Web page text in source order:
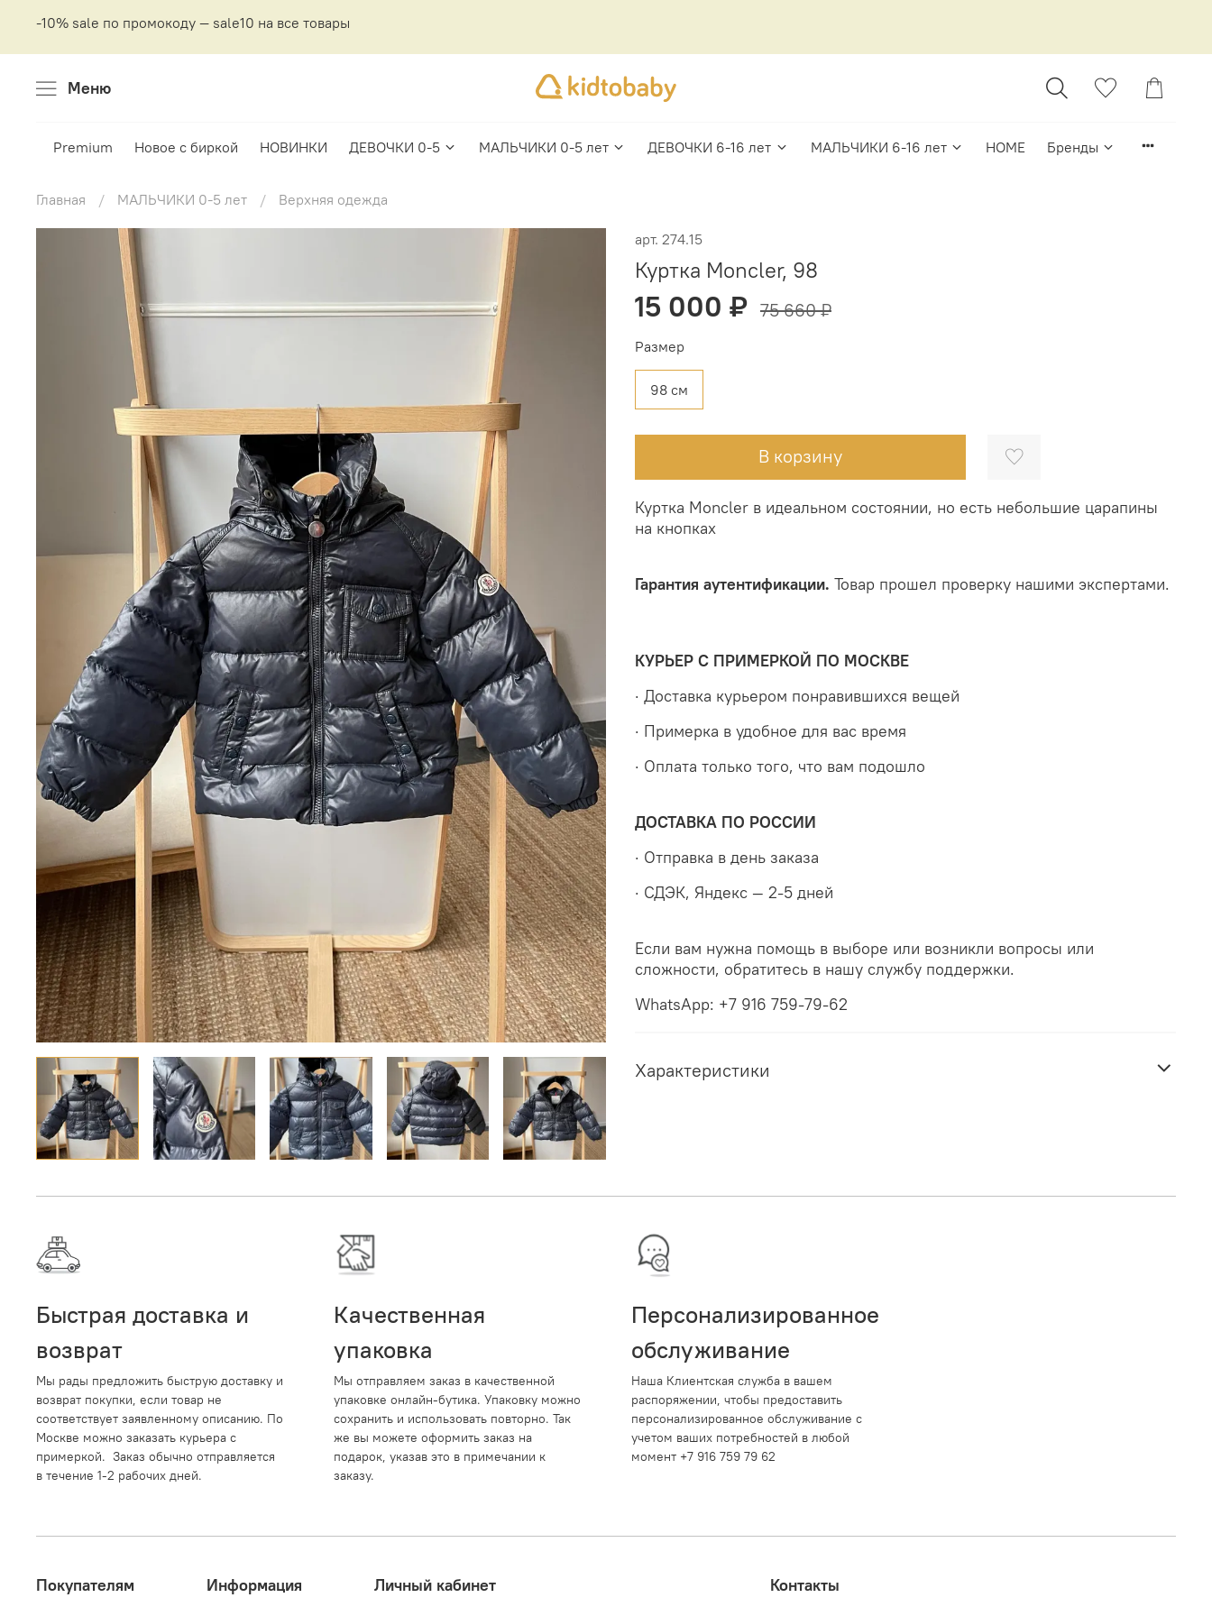
-10% sale по промокоду — sale10 на все товары
Меню
Premium Новое с биркой НОВИНКИ ДЕВОЧКИ 0-5 МАЛЬЧИКИ 0-5 лет ДЕВОЧКИ 6-16 лет МАЛЬЧИКИ 6-16 лет HOME Бренды
Главная МАЛЬЧИКИ 0-5 лет Верхняя одежда
арт. 274.15
Куртка Moncler, 98
15 000 ₽ 75 660 ₽
В корзину
Размер
98 см
Куртка Moncler в идеальном состоянии, но есть небольшие царапины
на кнопках
Гарантия аутентификации. Товар прошел проверку нашими экспертами.
КУРЬЕР С ПРИМЕРКОЙ ПО МОСКВЕ
· Доставка курьером понравившихся вещей
· Примерка в удобное для вас время
· Оплата только того, что вам подошло
ДОСТАВКА ПО РОССИИ
· Отправка в день заказа
· СДЭК, Яндекс — 2-5 дней
Если вам нужна помощь в выборе или возникли вопросы или
сложности, обратитесь в нашу службу поддержки.
WhatsApp: +7 916 759-79-62
Характеристики
Быстрая доставка и
возврат
Мы рады предложить быструю доставку и
возврат покупки, если товар не
соответствует заявленному описанию. По
Москве можно заказать курьера с
примеркой. Заказ обычно отправляется
в течение 1-2 рабочих дней.
Качественная
упаковка
Мы отправляем заказ в качественной
упаковке онлайн-бутика. Упаковку можно
сохранить и использовать повторно. Так
же вы можете оформить заказ на
подарок, указав это в примечании к
заказу.
Персонализированное
обслуживание
Наша Клиентская служба в вашем
распоряжении, чтобы предоставить
персонализированное обслуживание с
учетом ваших потребностей в любой
момент +7 916 759 79 62
Покупателям Информация Личный кабинет
Контакты